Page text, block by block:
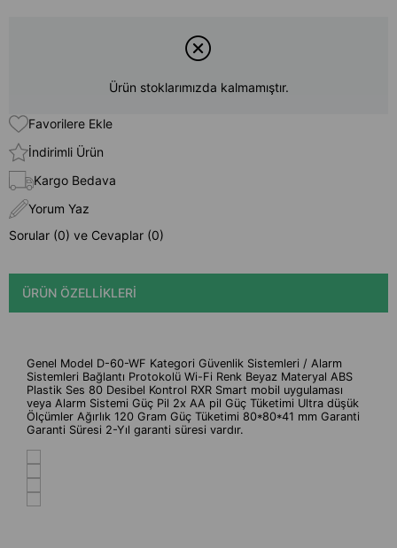
Ürün stoklarımızda kalmamıştır.
Favorilere Ekle
İndirimli Ürün
Kargo Bedava
Yorum Yaz
Sorular (0) ve Cevaplar (0)
ÜRÜN ÖZELLIKLERI
Genel Model D-60-WF Kategori Güvenlik Sistemleri / Alarm
Sistemleri Bağlantı Protokolü Wi-Fi Renk Beyaz Materyal ABS
Plastik Ses 80 Desibel Kontrol RXR Smart mobil uygulaması
veya Alarm Sistemi Güç Pil 2x AA pil Güç Tüketimi Ultra düşük
Ölçümler Ağırlık 120 Gram Güç Tüketimi 80*80*41 mm Garanti
Garanti Süresi 2-Yıl garanti süresi vardır.